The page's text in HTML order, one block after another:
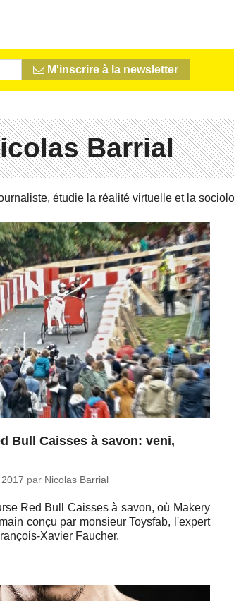
M'inscrire à la newsletter
Barrial
étudie la réalité vir­tuelle et la
Bull Caisses à savon: veni,
par Nicolas Barrial
Red Bull Caisses à savon, où Makery
conçu par mon­sieur Toysfab, l'ex­pert
Xa­vier Faucher.